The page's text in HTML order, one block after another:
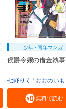
少年・青年マンガ
侯爵令嬢の借金執事
七野りく おおのいも
無料で読む